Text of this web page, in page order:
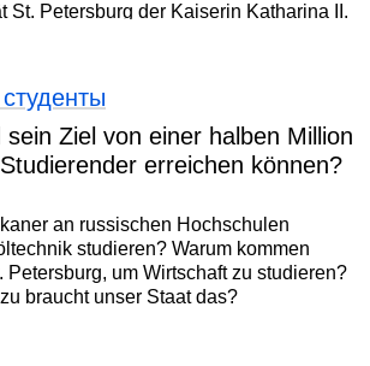
St. Petersburg der Kaiserin Katharina II.
Ziel von einer halben Million
erreichen können?
an russischen Hochschulen
studieren? Warum kommen
Petersburg, um Wirtschaft zu studieren?
braucht unser Staat das?